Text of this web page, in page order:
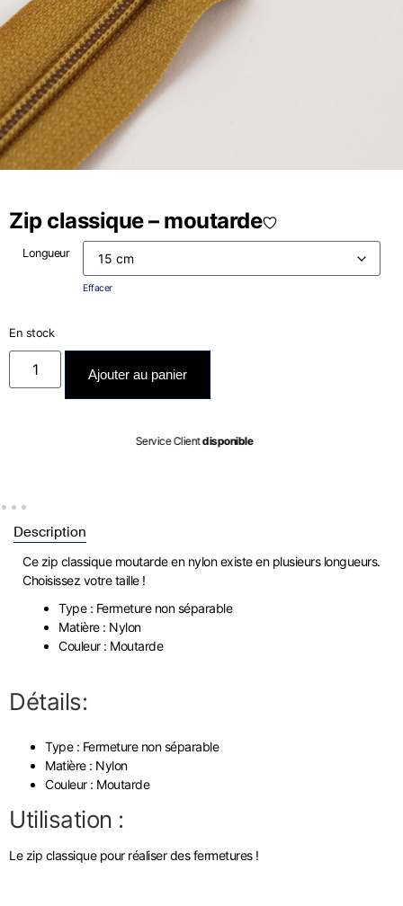
Zip classique – moutarde
Longueur
Effacer
En stock
Ajouter au panier
Expédié entre le
Description
Ce zip classique moutarde en nylon existe en plusieurs longueurs.
Choisissez votre taille !
Type : Fermeture non séparable
Matière : Nylon
Couleur : Moutarde
Détails:
Type : Fermeture non séparable
Matière : Nylon
Couleur : Moutarde
Utilisation :
Le zip classique pour réaliser des fermetures !